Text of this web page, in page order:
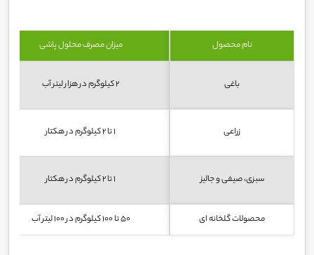
نام محصول میزان مصرف محلول پاشی
باغی 2 کيلوگرم در هزار لیتر آب
زراعی 1 تا 2 کیلوگرم در هکتار
سبزی، صیفی و جالیز 1 تا 2 کیلوگرم در هکتار
محصولات گلخانه ای 50 تا 100 کيلوگرم در 100 لیتر آب